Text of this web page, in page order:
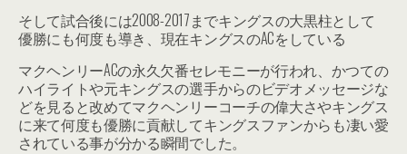
そして試合後には2008-2017までキングスの大黒柱として
優勝にも何度も導き、現在キングスのACをしている
マクヘンリーACの永久欠番セレモニーが行われ、かつての
ハイライトや元キングスの選手からのビデオメッセージな
どを見ると改めてマクヘンリーコーチの偉大さやキングス
に来て何度も優勝に貢献してキングスファンからも凄い愛
されている事が分かる瞬間でした。